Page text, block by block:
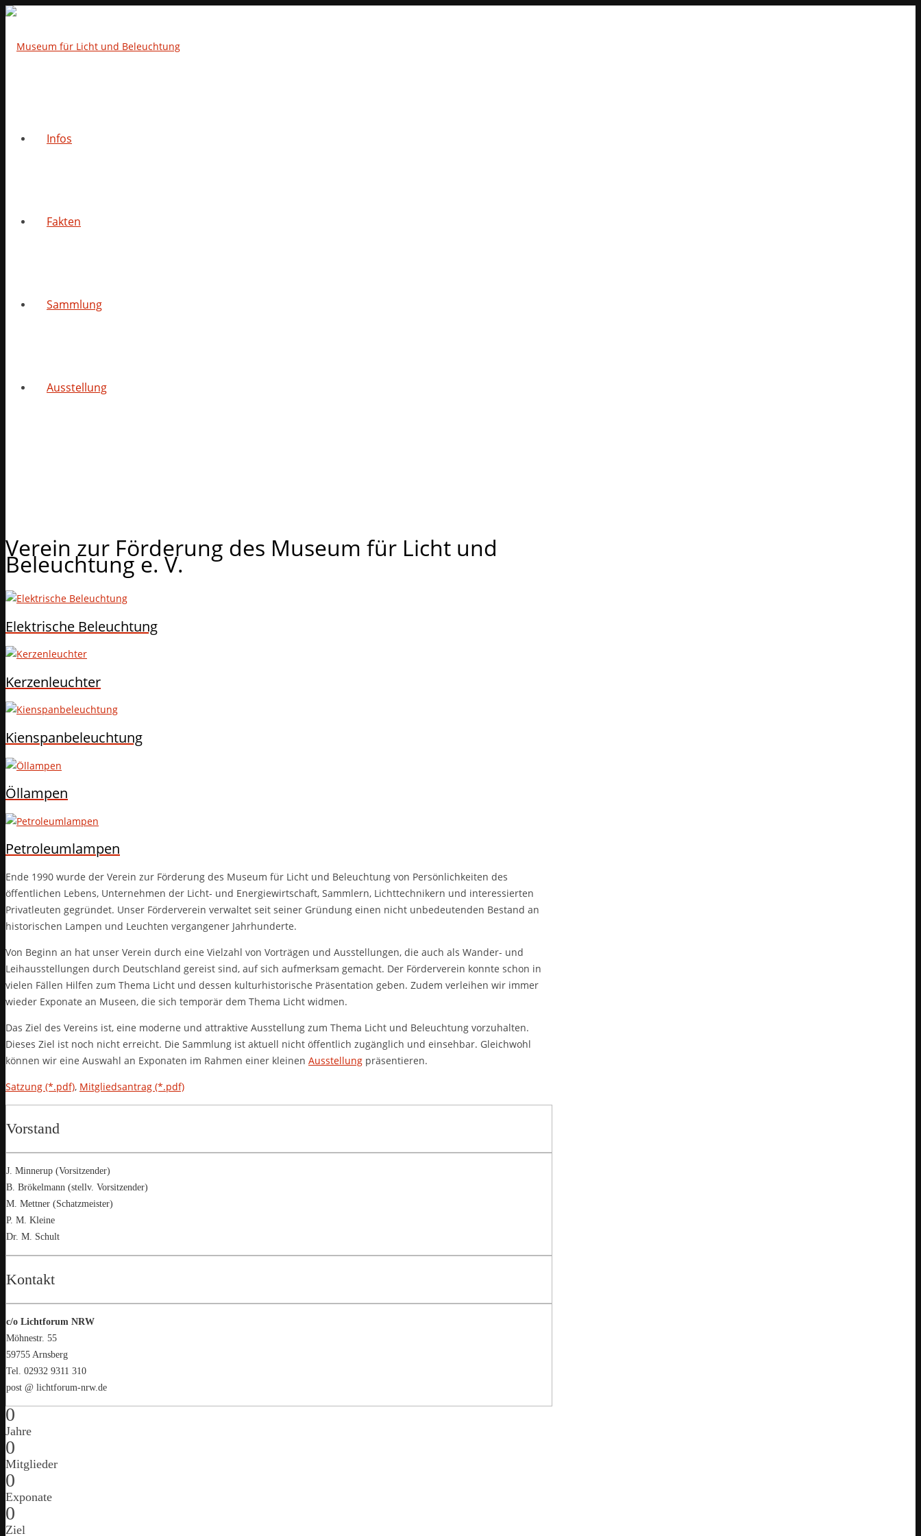
Infos
Fakten
Sammlung
Ausstellung
Verein zur Förderung des Museum für Licht und
Beleuchtung e. V.
Elektrische Beleuchtung
Kerzenleuchter
Kienspanbeleuchtung
Öllampen
Petroleumlampen
Ende 1990 wurde der Verein zur Förderung des Museum für Licht und Beleuchtung von Persönlichkeiten des
öffentlichen Lebens, Unternehmen der Licht- und Energiewirtschaft, Sammlern, Lichttechnikern und interessierten
Privatleuten gegründet. Unser Förderverein verwaltet seit seiner Gründung einen nicht unbedeutenden Bestand an
historischen Lampen und Leuchten vergangener Jahrhunderte.
Von Beginn an hat unser Verein durch eine Vielzahl von Vorträgen und Ausstellungen, die auch als Wander- und
Leihausstellungen durch Deutschland gereist sind, auf sich aufmerksam gemacht. Der Förderverein konnte schon in
vielen Fällen Hilfen zum Thema Licht und dessen kulturhistorische Präsentation geben. Zudem verleihen wir immer
wieder Exponate an Museen, die sich temporär dem Thema Licht widmen.
Das Ziel des Vereins ist, eine moderne und attraktive Ausstellung zum Thema Licht und Beleuchtung vorzuhalten.
Dieses Ziel ist noch nicht erreicht. Die Sammlung ist aktuell nicht öffentlich zugänglich und einsehbar. Gleichwohl
können wir eine Auswahl an Exponaten im Rahmen einer kleinen Ausstellung präsentieren.
Satzung (*.pdf), Mitgliedsantrag (*.pdf)
Vorstand
J. Minnerup (Vorsitzender)
B. Brökelmann (stellv. Vorsitzender)
M. Mettner (Schatzmeister)
P. M. Kleine
Dr. M. Schult
Kontakt
c/o Lichtforum NRW
Möhnestr. 55
59755 Arnsberg
Tel. 02932 9311 310
post @ lichtforum-nrw.de
0
Jahre
0
Mitglieder
0
Exponate
0
Ziel